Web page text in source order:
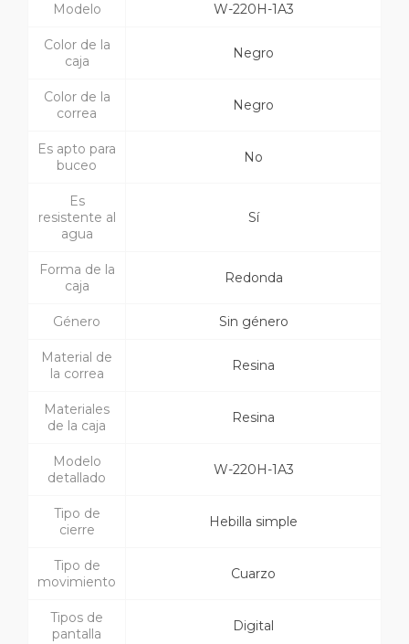
Modelo W-220H-1A3
Color de la
caja
Negro
Color de la
correa
Negro
Es apto para
buceo
No
Es
resistente al
agua
Sí
Forma de la
caja
Redonda
Género Sin género
Material de
la correa
Resina
Materiales
de la caja
Resina
Modelo
detallado
W-220H-1A3
Tipo de
cierre
Hebilla simple
Tipo de
movimiento
Cuarzo
Tipos de
pantalla
Digital